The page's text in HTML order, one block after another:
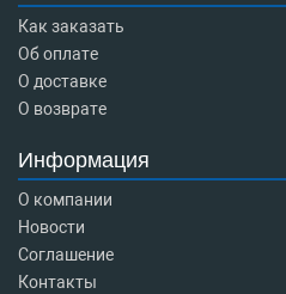
Как заказать
Об оплате
О доставке
О возврате
Информация
О компании
Новости
Соглашение
Контакты